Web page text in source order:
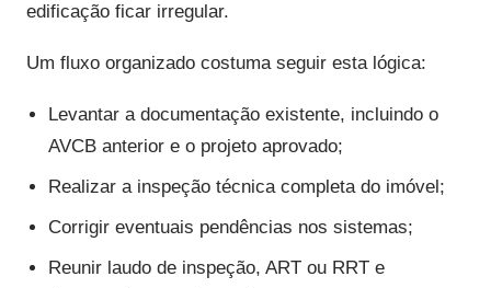
edificação ficar irregular.
Um fluxo organizado costuma seguir esta lógica:
Levantar a documentação existente, incluindo o
AVCB anterior e o projeto aprovado;
Realizar a inspeção técnica completa do imóvel;
Corrigir eventuais pendências nos sistemas;
Reunir laudo de inspeção, ART ou RRT e